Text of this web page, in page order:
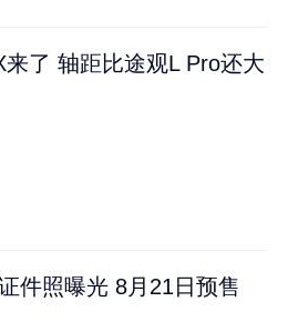
来了 轴距比途观L Pro还大
件照曝光 8月21日预售